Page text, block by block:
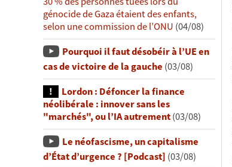
génocide de Gaza étaient des enfants,
selon une commission de l’ONU (04/08)
Pourquoi il faut désobéir à l’UE en
cas de victoire de la gauche (03/08)
Lordon : Défoncer la finance
néolibérale : innover sans les
"marchés", ou l’IA autrement(03/08)
Le néofascisme, un capitalisme
d’État d’urgence ? [Podcast] (03/08)